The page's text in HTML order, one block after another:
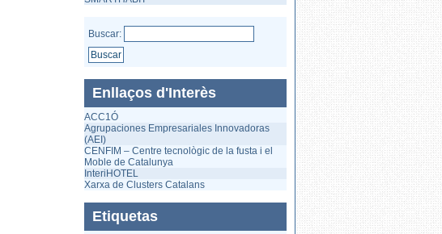
Buscar:
Enllaços d'Interès
ACC1Ó
Agrupaciones Empresariales Innovadoras
(AEI)
CENFIM – Centre tecnològic de la fusta i el
Moble de Catalunya
InteriHOTEL
Xarxa de Clusters Catalans
Etiquetas